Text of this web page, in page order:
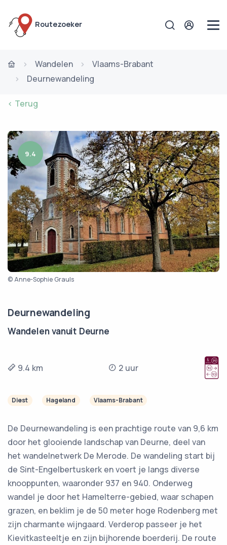
Routezoeker
Wandelen
Vlaams-Brabant
Deurnewandeling
< Terug
9.4
© Anne-Sophie Grauls
Deurnewandeling
Wandelen vanuit Deurne
9.4 km 2 uur
Diest Hageland Vlaams-Brabant
De Deurnewandeling is een prachtige route van 9,6 km
door het glooiende landschap van Deurne, deel van
het wandelnetwerk De Merode. De wandeling start bij
de Sint-Engelbertuskerk en voert je langs diverse
knooppunten, waaronder 937 en 940. Onderweg
wandel je door het Hamelterre-gebied, waar schapen
grazen, en beklim je de 50 meter hoge Rodenberg met
zijn charmante wijngaard. Verderop passeer je het
Kievitkasteeltje en zijn bijhorende boerderij. De route